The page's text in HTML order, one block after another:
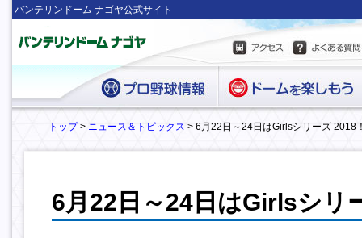
バンテリンドーム ナゴヤ公式サイト
トップ> ニュース＆トピックス > 6月22日～24日はGirlsシリーズ 2018
6月22日～24日はGirlsシリ